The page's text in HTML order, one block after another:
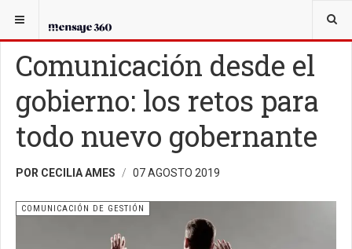
USTED ESTÁ AQUÍ:
Comunicación desde el
gobierno: los retos para
todo nuevo gobernante
POR CECILIA AMES 07 AGOSTO 2019
COMUNICACIÓN DE GESTIÓN